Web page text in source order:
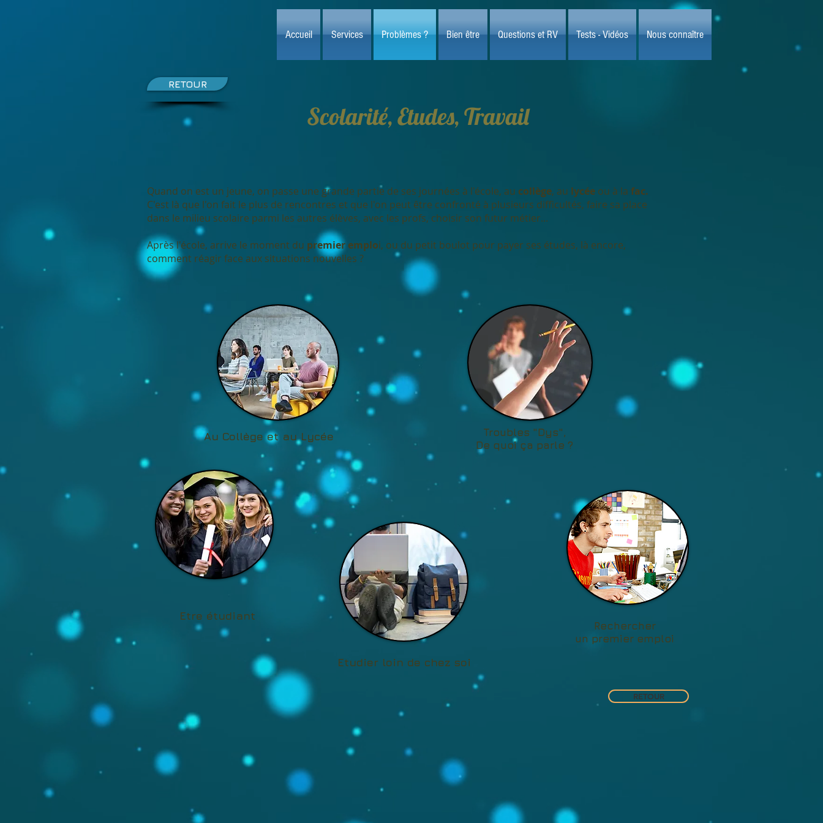
Accueil Services Problèmes ? Bien être Questions et RV Tests - Vidéos Nous connaître
RETOUR
Scolarité, Etudes, Travail
Quand on est un jeune, on passe une grande partie de ses journées à l'école, au collège, au lycée ou à la fac.
C'est là que l'on fait le plus de rencontres et que l'on peut être confronté à plusieurs difficultés, faire sa place
dans le milieu scolaire parmi les autres élèves, avec les profs, choisir son futur métier...
Après l'école, arrive le moment du premier emploi, ou du petit boulot pour payer ses études, là encore,
comment réagir face aux situations nouvelles ?
Au Collègeet au Lycée
Etre étudiant
Troubles "Dys",
De quoi ça parle ?
Rechercher
un premier emploi
Etudier loin de chez soi
RETOUR